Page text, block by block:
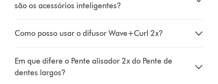
são os acessórios inteligentes?
Como posso usar o difusor Wave+Curl 2x?
Em que difere o Pente alisador 2x do Pente de
dentes largos?